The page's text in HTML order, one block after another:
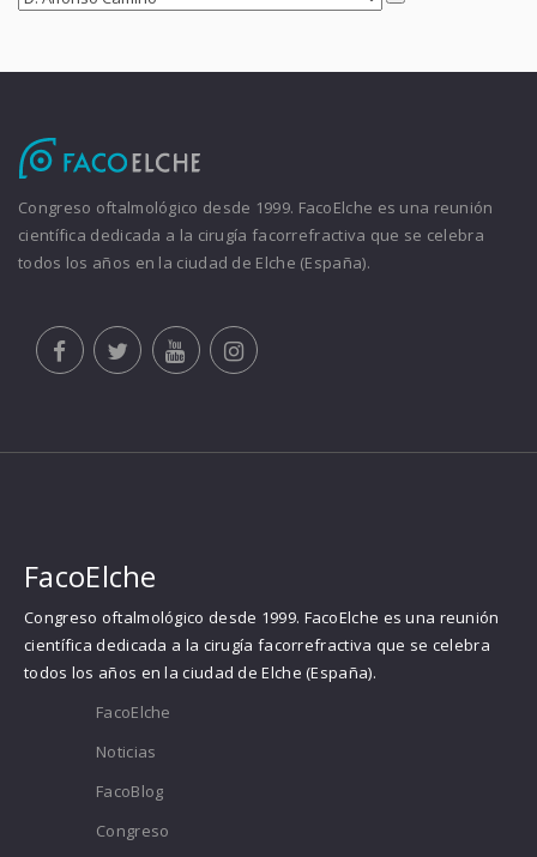
Congreso oftalmológico desde 1999. FacoElche es una reunión
científica dedicada a la cirugía facorrefractiva que se celebra
todos los años en la ciudad de Elche (España).
FacoElche
Congreso oftalmológico desde 1999. FacoElche es una reunión
científica dedicada a la cirugía facorrefractiva que se celebra
todos los años en la ciudad de Elche (España).
FacoElche
Noticias
FacoBlog
Congreso